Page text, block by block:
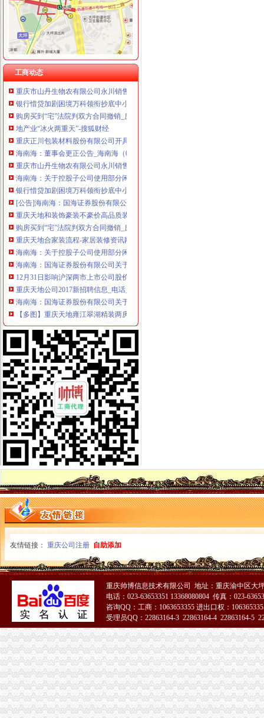
工商动态
租售转让|重庆|重庆市_凤凰资讯
海南海：国海证券股份有限公司关于公司使用部分闲置募集资金购买
海南海股份有限公司关于控股股东部分股权质押的公告_网易财经
海南海：国海证券股份有限公司关于公司控股子公司使用部分闲置募
重庆天地公司2017新招聘信息_电话_地址-58企业名录
下周别提示-股票频道-和讯网
重庆市山丹生物农有限公司永川销售分公司_【信用信息_诉讼信息_
银行惜贷加剧困境万科领衔抄底中小开发商_网易财经
购房买到“宅”法院判双方合同撤销_房产重庆站_腾讯网
地产业“冰火两重天”-搜狐财经
重庆正川包装材料股份有限公司开具给福安业集团庆余堂制有
海南海：董事会更正公告_海南海（000566）_公告正文_财经_凤
重庆市山丹生物农有限公司永川销售分公司_【信用信息_诉讼信息_
海南海：关于控股子公司使用部分闲置募集资金购买银行保本理财产
银行惜贷加剧困境万科领衔抄底中小开发商_网易财经
[公告]海南海：国海证券股份有限公司关于公司募集资金2014年度使
重庆天地和装饰豪装不豪价高品质装修决定品牌价值-直辖市重庆装饰
购房买到“宅”法院判双方合同撤销_房产重庆站_腾讯网
重庆天地合家装流程-家居装修资讯网
海南海：关于控股子公司使用部分闲置募集资金购买银行保本理财产
海南海：国海证券股份有限公司关于公司控股子公司使用部分闲置募
12月31日影响沪深两市上市公司股价公告速递-期指频道-金融界
重庆天地公司2017新招聘信息_电话_地址-58企业名录
海南海：国海证券股份有限公司关于公司使用部分闲置募集资金购买
【多图】重庆天地雍江翠湖精装两房户型方正视野无遮挡全新未住
海南海股份有限公司关于控股股东部分股权质押的公告_网易财经
台州房产新闻_台州房地产资讯-台州搜狐焦点网
重庆天地媒之城市之舟——卖场终端媒体-重庆58同城
重庆杨家坪保洁公司杨家坪天地缘清洁公司杨家坪地毯窗帘清洗-直辖
潼南网_潼南论坛_人才网招聘_天气预报-潼南公司注册工商代办重庆
12月31日影响沪深两市上市公司股价公告速递_财经频道_证券之星
盐城驾驶证就近年审有“条件”_江苏各地_新闻_腾讯网
重庆市急救救助基金会-搜百科
瑞安房地产47亿元向万科（02202）出售重庆天地项目-汇金网
重庆市乾方天地科贸有限公司食品分厂_【信用信息_诉讼信息_财务信
下周别提示-股票频道-和讯网
2月13日晚间深市主板公告一览-股票频道-和讯网
赢商网家盘点：2015年度重庆商业地产十大事件_新闻中心_赢商网
雍江翠湖,永嘉路45号-重庆雍江翠湖二手房、租房-重庆安居客
赢商网家盘点：2015年度重庆商业地产十大事件_搜狐其它_搜狐网
租售转让|重庆|重庆市_凤凰资讯
重庆天地公司注销
【多图】重庆天地雍江翠湖精装两房户型方正视野无遮挡全新未住
租售转让|重庆|重庆市_凤凰资讯
海南海股份有限公司关于控股股东部分股权质押的公告_网易财经
重庆天地公司2017新招聘信息_电话_地址-58企业名录
下周别提示-股票频道-和讯网
重庆市山丹生物农有限公司永川销售分公司_【信用信息_诉讼信息_
银行惜贷加剧困境万科领衔抄底中小开发商_网易财经
购房买到“宅”法院判双方合同撤销_房产重庆站_腾讯网
地产业“冰火两重天”-搜狐财经
重庆正川包装材料股份有限公司开具给福安业集团庆余堂制有
海南海：董事会更正公告_海南海（000566）_公告正文_财经_凤
重庆市山丹生物农有限公司永川销售分公司_【信用信息_诉讼信息_
海南海：关于控股子公司使用部分闲置募集资金购买银行保本理财产
银行惜贷加剧困境万科领衔抄底中小开发商_网易财经
友情链接： 重庆公司注册 自助添加
重庆帅博信息技术有限公司 地址：重庆渝中区大
电话：023-63653351 13368080804 传真：023-
咨询QQ：工商：1063653355 进出口权：
受理员QQ：22863164-3 22863164-4 22863164-5
51La